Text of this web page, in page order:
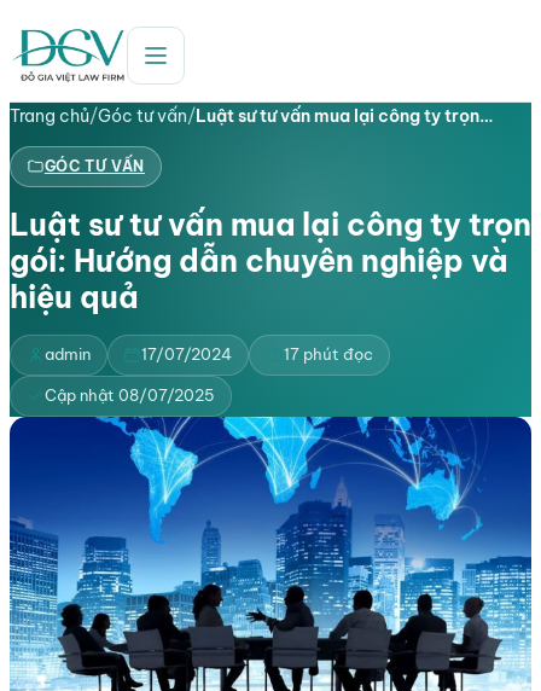
Trang chủ/Góc tư vấn/Luật sư tư vấn mua lại công ty trọn…
GÓC TƯ VẤN
Luật sư tư vấn mua lại công ty trọn
gói: Hướng dẫn chuyên nghiệp và
hiệu quả
admin 17/07/2024 17 phút đọc
Cập nhật 08/07/2025